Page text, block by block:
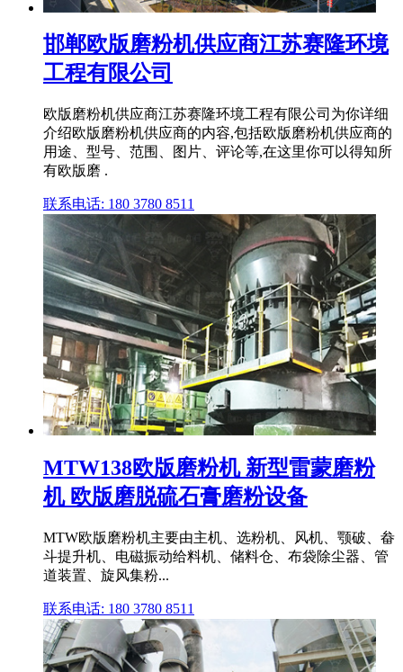
邯郸欧版磨粉机供应商江苏赛隆环境
工程有限公司
欧版磨粉机供应商江苏赛隆环境工程有限公司为你详细
介绍欧版磨粉机供应商的内容,包括欧版磨粉机供应商的
用途、型号、范围、图片、评论等,在这里你可以得知所
有欧版磨 .
联系电话: 180 3780 8511
MTW138欧版磨粉机 新型雷蒙磨粉
机 欧版磨脱硫石膏磨粉设备
MTW欧版磨粉机主要由主机、选粉机、风机、颚破、畚
斗提升机、电磁振动给料机、储料仓、布袋除尘器、管
道装置、旋风集粉...
联系电话: 180 3780 8511